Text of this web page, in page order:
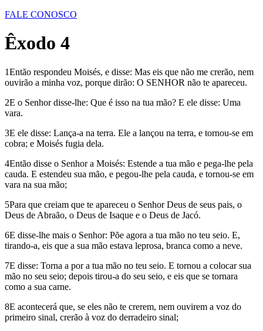
FALE CONOSCO
Êxodo 4
1Então respondeu Moisés, e disse: Mas eis que não me crerão, nem
ouvirão a minha voz, porque dirão: O SENHOR não te apareceu.
2E o Senhor disse-lhe: Que é isso na tua mão? E ele disse: Uma
vara.
3E ele disse: Lança-a na terra. Ele a lançou na terra, e tornou-se em
cobra; e Moisés fugia dela.
4Então disse o Senhor a Moisés: Estende a tua mão e pega-lhe pela
cauda. E estendeu sua mão, e pegou-lhe pela cauda, e tornou-se em
vara na sua mão;
5Para que creiam que te apareceu o Senhor Deus de seus pais, o
Deus de Abraão, o Deus de Isaque e o Deus de Jacó.
6E disse-lhe mais o Senhor: Põe agora a tua mão no teu seio. E,
tirando-a, eis que a sua mão estava leprosa, branca como a neve.
7E disse: Torna a por a tua mão no teu seio. E tornou a colocar sua
mão no seu seio; depois tirou-a do seu seio, e eis que se tornara
como a sua carne.
8E acontecerá que, se eles não te crerem, nem ouvirem a voz do
primeiro sinal, crerão à voz do derradeiro sinal;